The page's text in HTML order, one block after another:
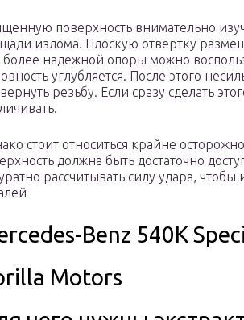
поверхность внимательно
излома. Плоскую отвертку
более надежной опоры можно
углубляется. После этого
резьбу. Если сразу сделать
стоит относиться крайне
должна быть достаточно
рассчитывать силу удара,
Benz 540K
Motors